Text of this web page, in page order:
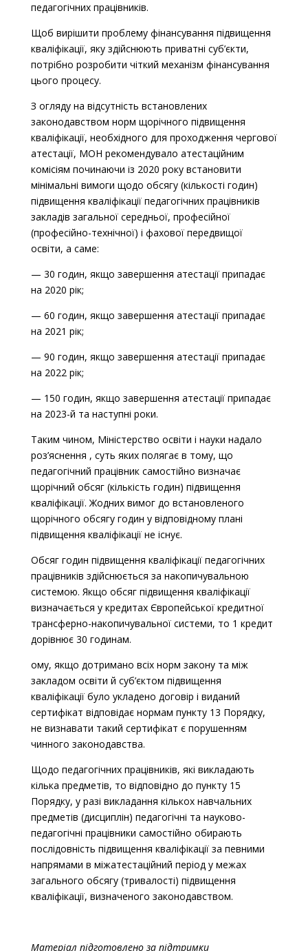
педагогічних працівників.
Щоб вирішити проблему фінансування підвищення
кваліфікації, яку здійснюють приватні суб’єкти,
потрібно розробити чіткий механізм фінансування
цього процесу.
З огляду на відсутність встановлених
законодавством норм щорічного підвищення
кваліфікації, необхідного для проходження чергової
атестації, МОН рекомендувало атестаційним
комісіям починаючи із 2020 року встановити
мінімальні вимоги щодо обсягу (кількості годин)
підвищення кваліфікації педагогічних працівників
закладів загальної середньої, професійної
(професійно-технічної) і фахової передвищої
освіти, а саме:
— 30 годин, якщо завершення атестації припадає
на 2020 рік;
— 60 годин, якщо завершення атестації припадає
на 2021 рік;
— 90 годин, якщо завершення атестації припадає
на 2022 рік;
— 150 годин, якщо завершення атестації припадає
на 2023-й та наступні роки.
Таким чином, Міністерство освіти і науки надало
роз’яснення , суть яких полягає в тому, що
педагогічний працівник самостійно визначає
щорічний обсяг (кількість годин) підвищення
кваліфікації. Жодних вимог до встановленого
щорічного обсягу годин у відповідному плані
підвищення кваліфікації не існує.
Обсяг годин підвищення кваліфікації педагогічних
працівників здійснюється за накопичувальною
системою. Якщо обсяг підвищення кваліфікації
визначається у кредитах Європейської кредитної
трансферно-накопичувальної системи, то 1 кредит
дорівнює 30 годинам.
ому, якщо дотримано всіх норм закону та між
закладом освіти й суб’єктом підвищення
кваліфікації було укладено договір і виданий
сертифікат відповідає нормам пункту 13 Порядку,
не визнавати такий сертифікат є порушенням
чинного законодавства.
Щодо педагогічних працівників, які викладають
кілька предметів, то відповідно до пункту 15
Порядку, у разі викладання кількох навчальних
предметів (дисциплін) педагогічні та науково-
педагогічні працівники самостійно обирають
послідовність підвищення кваліфікації за певними
напрямами в міжатестаційний період у межах
загального обсягу (тривалості) підвищення
кваліфікації, визначеного законодавством.
Матеріал підготовлено за підтримки